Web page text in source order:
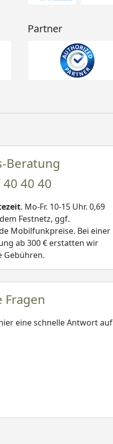
Partner
Beratung
40 40
. Mo-Fr. 10-15 Uhr. 0,69
Festnetz, ggf.
Mobilfunkpreise. Bei einer
ab 300 € erstatten wir
Gebühren.
Fragen
eine schnelle Antwort auf